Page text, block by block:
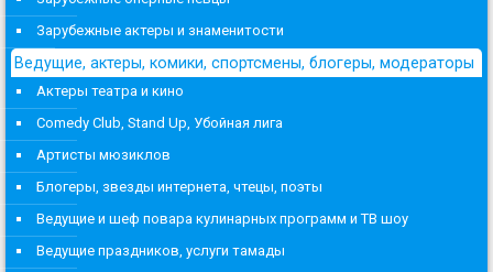
Зарубежные актеры и знаменитости
Ведущие, актеры, комики, спортсмены, блогеры, модераторы
Актеры театра и кино
Comedy Club, Stand Up, Убойная лига
Артисты мюзиклов
Блогеры, звезды интернета, чтецы, поэты
Ведущие и шеф повара кулинарных программ и ТВ шоу
Ведущие праздников, услуги тамады